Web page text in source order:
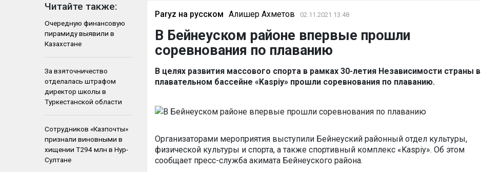
Читайте также:
Очередную финансовую
пирамиду выявили в
Казахстане
За взяточничество
отделалась штрафом
директор школы в
Туркестанской области
Сотрудников «Казпочты»
признали виновными в
хищении Т294 млн в Нур-
Султане
Paryz на русском Алишер Ахметов 02.11.2021 13:48
В Бейнеуском районе впервые прошли
соревнования по плаванию
В целях развития массового спорта в рамках 30-летия Независимости страны в
плавательном бассейне «Kaspiy» прошли соревнования по плаванию.
Организаторами мероприятия выступили Бейнеуский районный отдел культуры,
физической культуры и спорта, а также спортивный комплекс «Kaspiy». Об этом
сообщает пресс-служба акимата Бейнеуского района.